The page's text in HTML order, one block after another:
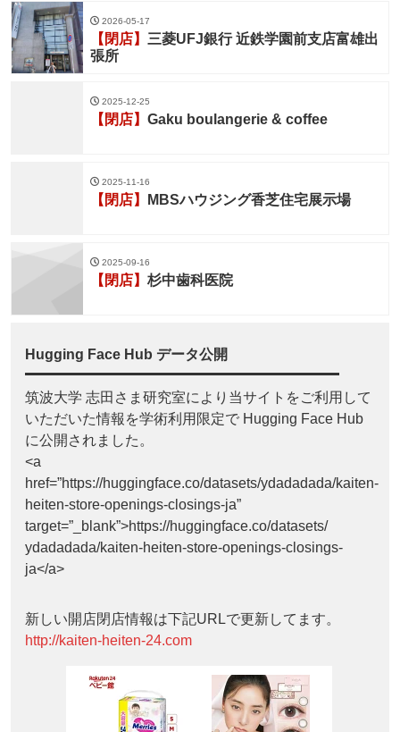
2026-05-17
【閉店】 三菱UFJ銀行 近鉄学園前支店富雄出
張所
2025-12-25
【閉店】 Gaku boulangerie & coffee
2025-11-16
【閉店】 MBSハウジング香芝住宅展示場
2025-09-16
【閉店】 杉中歯科医院
Hugging Face Hub データ公開
筑波大学 志田さま研究室により当サイトをご利用して
いただいた情報を学術利用限定で Hugging Face Hub
に公開されました。
<a
href=”https://huggingface.co/datasets/ydadadada/kaiten-
heiten-store-openings-closings-ja”
target=”_blank”>https://huggingface.co/datasets/
ydadadada/kaiten-heiten-store-openings-closings-
ja</a>
新しい開店閉店情報は下記URLで更新してます。
http://kaiten-heiten-24.com